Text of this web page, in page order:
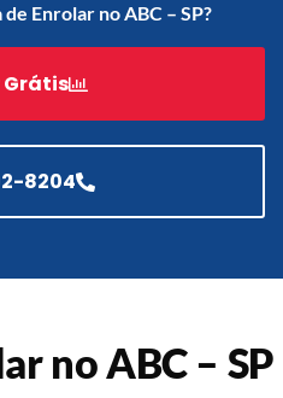
Portão de Garagem de
Enrolar em São Pedro da
Aldeia – RJ
Meriti – RJ
Portão de Garagem de
Enrolar em São Gonçalo – RJ
Enrolar em Rio das Ostras –
Enrolar em Queimados – RJ
Enrolar no ABC – SP?
8204
no ABC – SP